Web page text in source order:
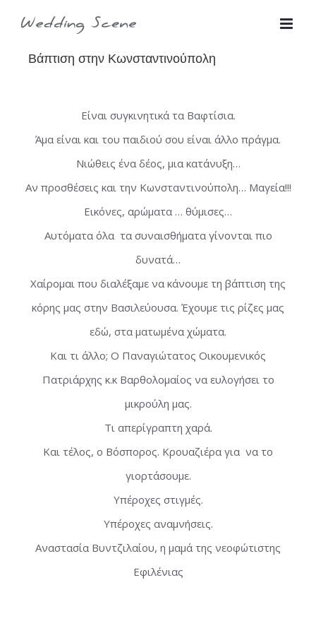
content
for:
Βάπτιση στην Κωνσταντινούπολη
Eίναι συγκινητικά τα Βαφτίσια.
Άμα είναι και του παιδιού σου είναι άλλο πράγμα.
Νιώθεις ένα δέος, μια κατάνυξη…
Αν προσθέσεις και την Κωνσταντινούπολη… Μαγεία!!!
Εικόνες, αρώματα … θύμισες…
Αυτόματα όλα τα συναισθήματα γίνονται πιο
δυνατά…
Χαίρομαι που διαλέξαμε να κάνουμε τη βάπτιση της
κόρης μας στην Βασιλεύουσα. Έχουμε τις ρίζες μας
εδώ, στα ματωμένα χώματα.
Και τι άλλο; Ο Παναγιώτατος Οικουμενικός
Πατριάρχης κ.κ Βαρθολομαίος να ευλογήσει το
μικρούλη μας.
Τι απερίγραπτη χαρά.
Και τέλος, ο Βόσπορος. Κρουαζιέρα για να το
γιορτάσουμε.
Υπέροχες στιγμές.
Υπέροχες αναμνήσεις.
Αναστασία Βυντζιλαίου, η μαμά της νεοφώτιστης
Εφιλένιας